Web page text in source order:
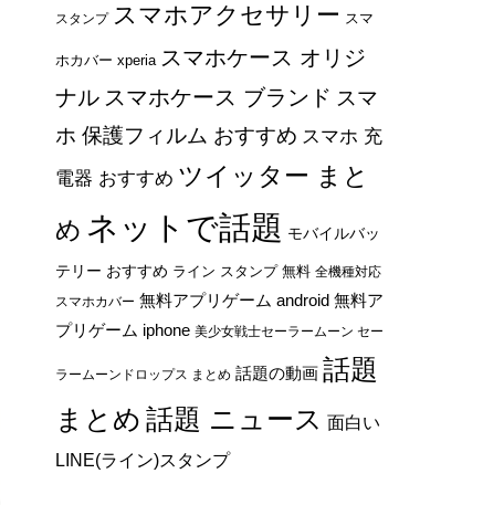
スタンプ スマホアクセサリー スマ
ホカバー xperia スマホケース オリジ
ナル スマホケース ブランド スマ
ホ 保護フィルム おすすめ スマホ 充
電器 おすすめ ツイッター まと
め ネットで話題 モバイルバッ
テリー おすすめ ライン スタンプ 無料 全機種対応
スマホカバー 無料アプリゲーム android 無料ア
プリゲーム iphone 美少女戦士セーラームーン セー
ラームーンドロップス まとめ 話題の動画 話題
まとめ 話題 ニュース 面白い
LINE(ライン)スタンプ